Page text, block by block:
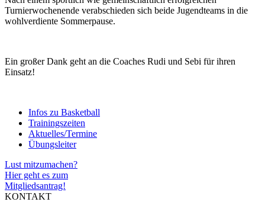
Turnierwochenende verabschieden sich beide Jugendteams in die
wohlverdiente Sommerpause.
Ein großer Dank geht an die Coaches Rudi und Sebi für ihren
Einsatz!
Infos zu Basketball
Trainingszeiten
Aktuelles/Termine
Übungsleiter
Lust mitzumachen?
Hier geht es zum
Mitgliedsantrag!
KONTAKT